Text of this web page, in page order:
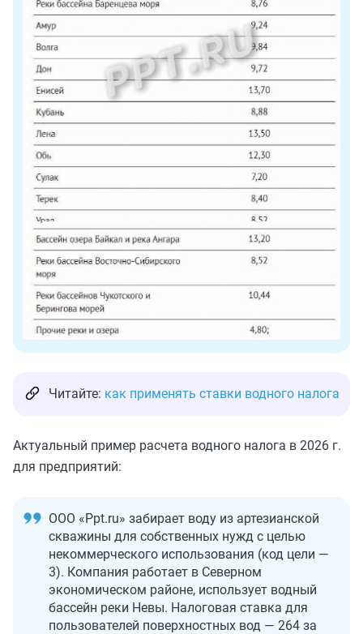
Читайте: как применять ставки водного налога
Актуальный пример расчета водного налога в 2026 г.
для предприятий:
ООО «Ppt.ru» забирает воду из артезианской
скважины для собственных нужд с целью
некоммерческого использования (код цели —
3). Компания работает в Северном
экономическом районе, использует водный
бассейн реки Невы. Налоговая ставка для
пользователей поверхностных вод — 264 за